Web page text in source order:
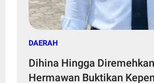
DAERAH
Dihina Hingga
Hermawan Buktikan